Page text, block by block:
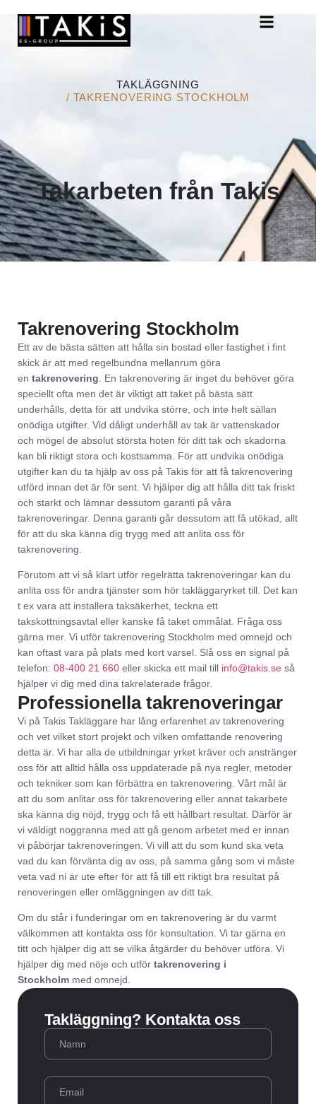
TAKLÄGGNING
/ TAKRENOVERING STOCKHOLM
Takarbeten från Takis
Takrenovering Stockholm
Ett av de bästa sätten att hålla sin bostad eller fastighet i fint
skick är att med regelbundna mellanrum göra
en takrenovering . En takrenovering är inget du behöver göra
speciellt ofta men det är viktigt att taket på bästa sätt
underhålls, detta för att undvika större, och inte helt sällan
onödiga utgifter. Vid dåligt underhåll av tak är vattenskador
och mögel de absolut största hoten för ditt tak och skadorna
kan bli riktigt stora och kostsamma. För att undvika onödiga
utgifter kan du ta hjälp av oss på Takis för att få takrenovering
utförd innan det är för sent. Vi hjälper dig att hålla ditt tak friskt
och starkt och lämnar dessutom garanti på våra
takrenoveringar. Denna garanti går dessutom att få utökad, allt
för att du ska känna dig trygg med att anlita oss för
takrenovering.
Förutom att vi så klart utför regelrätta takrenoveringar kan du
anlita oss för andra tjänster som hör takläggaryrket till. Det kan
t ex vara att installera taksäkerhet, teckna ett
takskottningsavtal eller kanske få taket ommålat. Fråga oss
gärna mer. Vi utför takrenovering Stockholm med omnejd och
kan oftast vara på plats med kort varsel. Slå oss en signal på
telefon: 08-400 21 660 eller skicka ett mail till info@takis.se så
hjälper vi dig med dina takrelaterade frågor.
Professionella takrenoveringar
Vi på Takis Takläggare har lång erfarenhet av takrenovering
och vet vilket stort projekt och vilken omfattande renovering
detta är. Vi har alla de utbildningar yrket kräver och anstränger
oss för att alltid hålla oss uppdaterade på nya regler, metoder
och tekniker som kan förbättra en takrenovering. Vårt mål är
att du som anlitar oss för takrenovering eller annat takarbete
ska känna dig nöjd, trygg och få ett hållbart resultat. Därför är
vi väldigt noggranna med att gå genom arbetet med er innan
vi påbörjar takrenoveringen. Vi vill att du som kund ska veta
vad du kan förvänta dig av oss, på samma gång som vi måste
veta vad ni är ute efter för att få till ett riktigt bra resultat på
renoveringen eller omläggningen av ditt tak.
Om du står i funderingar om en takrenovering är du varmt
välkommen att kontakta oss för konsultation. Vi tar gärna en
titt och hjälper dig att se vilka åtgärder du behöver utföra. Vi
hjälper dig med nöje och utför takrenovering i
Stockholm med omnejd.
Takläggning? Kontakta oss